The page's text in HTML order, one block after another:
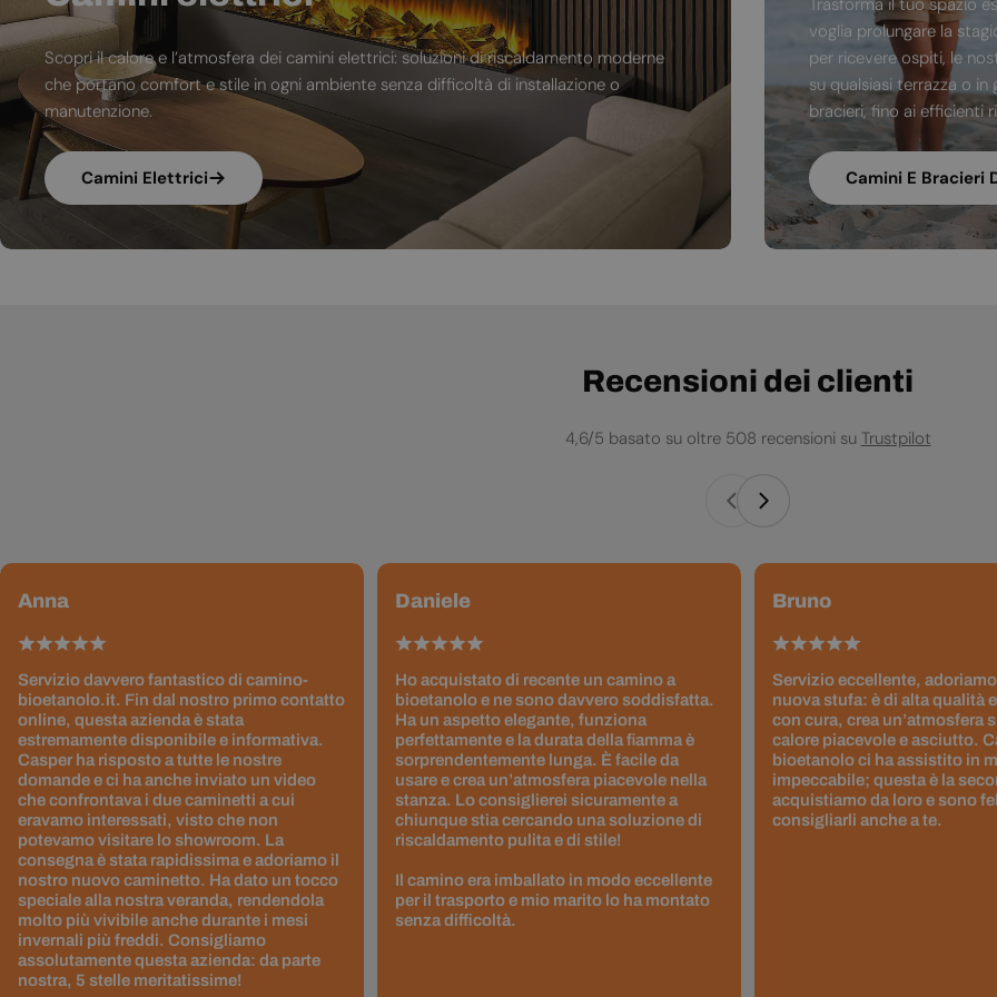
Scopri il calore e l’atmosfera dei camini elettrici: soluzioni di riscaldamento moderne
che portano comfort e stile in ogni ambiente senza difficoltà di installazione o
manutenzione.
Camini Elettrici
Trasforma il tuo spazio
voglia prolungare la
per ricevere ospiti, le
su qualsiasi terrazza o
bracieri, fino ai efficienti
Camini E Bracieri
Recensioni dei clienti
4,6/5 basato su oltre 508 recensioni su Trustpilot
Anna
Servizio davvero fantastico di camino-
bioetanolo.it. Fin dal nostro primo contatto
online, questa azienda è stata
estremamente disponibile e informativa.
Casper ha risposto a tutte le nostre
domande e ci ha anche inviato un video
che confrontava i due caminetti a cui
eravamo interessati, visto che non
potevamo visitare lo showroom. La
consegna è stata rapidissima e adoriamo il
nostro nuovo caminetto. Ha dato un tocco
speciale alla nostra veranda, rendendola
molto più vivibile anche durante i mesi
invernali più freddi. Consigliamo
assolutamente questa azienda: da parte
nostra, 5 stelle meritatissime!
Daniele
Ho acquistato di recente un camino a
bioetanolo e ne sono davvero soddisfatta.
Ha un aspetto elegante, funziona
perfettamente e la durata della fiamma è
sorprendentemente lunga. È facile da
usare e crea un’atmosfera piacevole nella
stanza. Lo consiglierei sicuramente a
chiunque stia cercando una soluzione di
riscaldamento pulita e di stile!
Il camino era imballato in modo eccellente
per il trasporto e mio marito lo ha montato
senza difficoltà.
Bruno
Servizio eccellente,
nuova stufa: è di alta qualità
con cura, crea un’atmosfera
calore piacevole e asciutto.
bioetanolo ci ha assistito in
impeccabile; questa è la
acquistiamo da loro e sono
consigliarli anche a te.